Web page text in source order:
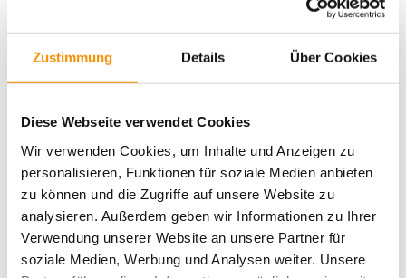
Zustimmung Details Über Cookies
Diese Webseite verwendet Cookies
Wir verwenden Cookies, um Inhalte und Anzeigen zu
personalisieren, Funktionen für soziale Medien anbieten
zu können und die Zugriffe auf unsere Website zu
analysieren. Außerdem geben wir Informationen zu Ihrer
Verwendung unserer Website an unsere Partner für
soziale Medien, Werbung und Analysen weiter. Unsere
KÖLNER BIERBÖRSE